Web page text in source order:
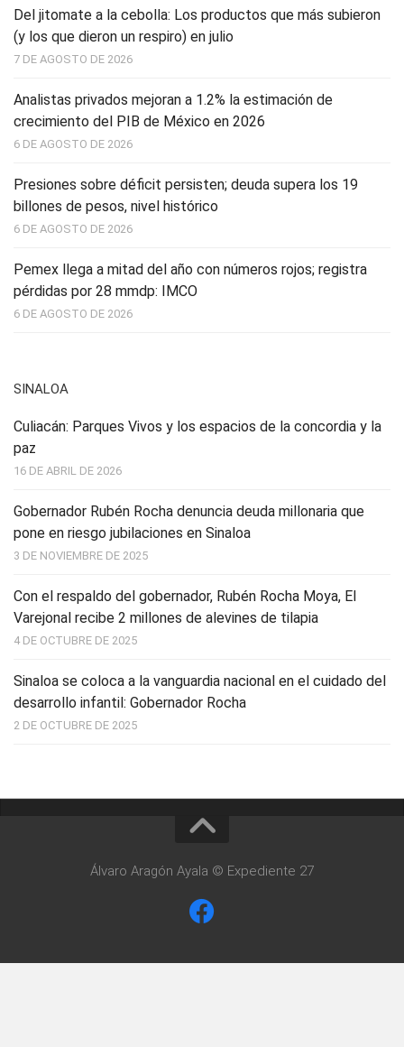
Del jitomate a la cebolla: Los productos que más subieron
(y los que dieron un respiro) en julio
7 DE AGOSTO DE 2026
Analistas privados mejoran a 1.2% la estimación de
crecimiento del PIB de México en 2026
6 DE AGOSTO DE 2026
Presiones sobre déficit persisten; deuda supera los 19
billones de pesos, nivel histórico
6 DE AGOSTO DE 2026
Pemex llega a mitad del año con números rojos; registra
pérdidas por 28 mmdp: IMCO
6 DE AGOSTO DE 2026
SINALOA
Culiacán: Parques Vivos y los espacios de la concordia y la
paz
16 DE ABRIL DE 2026
Gobernador Rubén Rocha denuncia deuda millonaria que
pone en riesgo jubilaciones en Sinaloa
3 DE NOVIEMBRE DE 2025
Con el respaldo del gobernador, Rubén Rocha Moya, El
Varejonal recibe 2 millones de alevines de tilapia
4 DE OCTUBRE DE 2025
Sinaloa se coloca a la vanguardia nacional en el cuidado del
desarrollo infantil: Gobernador Rocha
2 DE OCTUBRE DE 2025
Álvaro Aragón Ayala © Expediente 27